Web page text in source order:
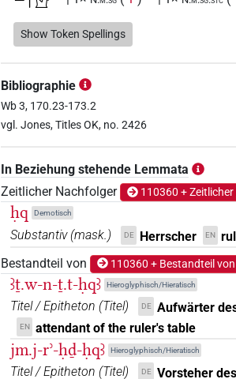
𓈎𓋾𓀯 | 1× N.m:sg (
𓈎𓋾𓏨𓊹 | 1×
𓋾 | 3× N.m(infl. unedited)
𓋾𓀀 | 2× N.m:sg (1,2) | 1× N.m:sg:stpr
𓋾𓀀𓀀𓀀 | 1× (1)
𓋾𓀀𓏨 | 1× N.m:pl:stc (1)
𓋾𓀀𓏪 | 1× N.m:pl (1)
𓋾𓀭 | 4× N.m:sg ( ,3,4
𓋾𓀯 | 3× N.m:sg (1,2,3) | 2× N.m:sg:stc
Show Token Spellings
Bibliographie
Wb 3, 170.23-173.2
vgl. Jones, Titles OK, no. 2426
In Beziehung stehende Lemmata
Zeitlicher Nachfolger
110360 +
ḥq Demotisch
Substantiv (mask.) DE Herrscher EN
Bestandteil von
110360 + Bestandteil von
ꜣṯ.w-n-ṯ.t-ḥqꜣ Hieroglyphisch/Hieratisch
Titel / Epitheton (Titel) DE Aufwärter
EN attendant of the ruler's table
jm.j-rʾ-ḥḏ-ḥqꜣ Hieroglyphisch/Hieratisch
Titel / Epitheton (Titel) DE Vorsteher